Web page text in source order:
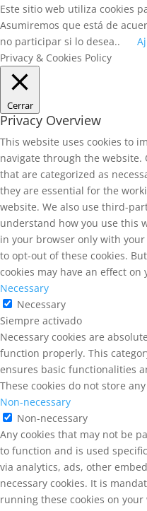
Este sitio web utiliza cookies
Asumiremos que está de
no participar si lo desea..
Privacy & Cookies Policy
Cerrar
Privacy Overview
This website uses cookies to
navigate through the website.
that are categorized as
they are essential for the
website. We also use third-
understand how you use this
in your browser only with
to opt-out of these cookies.
cookies may have an effect
Necessary
Necessary
Siempre activado
Necessary cookies are
function properly. This
ensures basic functionalities
These cookies do not store
Non-necessary
Non-necessary
Any cookies that may not be
to function and is used
via analytics, ads, other
necessary cookies. It is
running these cookies on your